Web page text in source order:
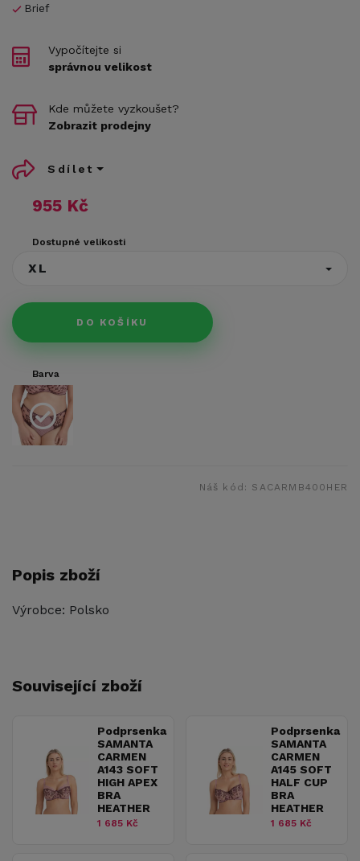
Brief
955 Kč
Dostupné velikosti
XL
DO KOŠÍKU
Vypočítejte si
správnou velikost
Kde můžete vyzkoušet?
Zobrazit prodejny
Sdílet
Barva
Náš kód: SACARMB400HER
Popis zboží
Výrobce: Polsko
Související zboží
Podprsenka
SAMANTA
CARMEN
A143 SOFT
HIGH APEX
BRA
HEATHER
1 685 Kč
Podprsenka
SAMANTA
CARMEN
A145 SOFT
HALF CUP
BRA
HEATHER
1 685 Kč